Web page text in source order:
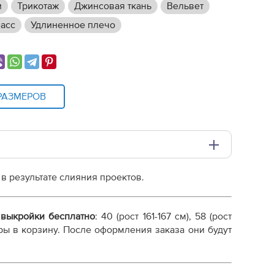
Трикотаж Джинсовая ткань
Вельвет
Удлиненное плечо
A0 с шириной печати 810мм в зависимости
результате слияния проектов.
выкройки бесплатно: 40 (рост 161-167 см), 58 (рост
в корзину. После оформления заказа они будут